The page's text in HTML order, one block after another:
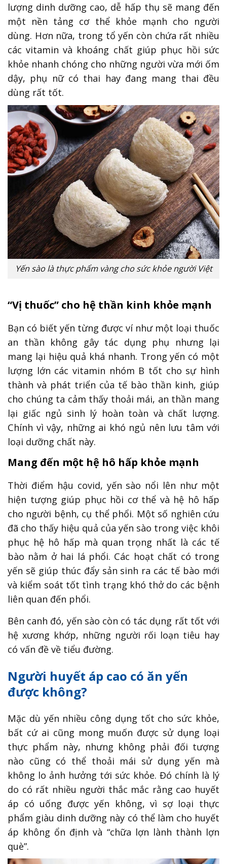
lượng dinh dưỡng cao, dễ hấp thụ sẽ mang đến
một nền tảng cơ thể khỏe mạnh cho người
dùng. Hơn nữa, trong tổ yến còn chứa rất nhiều
các vitamin và khoáng chất giúp phục hồi sức
khỏe nhanh chóng cho những người vừa mới ốm
dậy, phụ nữ có thai hay đang mang thai đều
dùng rất tốt.
Yến sào là thực phẩm vàng cho sức khỏe người Việt
“Vị thuốc” cho hệ thần kinh khỏe mạnh
Bạn có biết yến từng được ví như một loại thuốc
an thần không gây tác dụng phụ nhưng lại
mang lại hiệu quả khá nhanh. Trong yến có một
lượng lớn các vitamin nhóm B tốt cho sự hình
thành và phát triển của tế bào thần kinh, giúp
cho chúng ta cảm thấy thoải mái, an thần mang
lại giấc ngủ sinh lý hoàn toàn và chất lượng.
Chính vì vậy, những ai khó ngủ nên lưu tâm với
loại dưỡng chất này.
Mang đến một hệ hô hấp khỏe mạnh
Thời điểm hậu covid, yến sào nổi lên như một
hiện tượng giúp phục hồi cơ thể và hệ hô hấp
cho người bệnh, cụ thể phổi. Một số nghiên cứu
đã cho thấy hiệu quả của yến sào trong việc khôi
phục hệ hô hấp mà quan trọng nhất là các tế
bào nằm ở hai lá phổi. Các hoạt chất có trong
yến sẽ giúp thúc đẩy sản sinh ra các tế bào mới
và kiểm soát tốt tình trạng khó thở do các bệnh
liên quan đến phổi.
Bên canh đó, yến sào còn có tác dụng rất tốt với
hệ xương khớp, những người rối loạn tiêu hay
có vấn đề về tiểu đường.
Người huyết áp cao có ăn yến
được không?
Mặc dù yến nhiều công dụng tốt cho sức khỏe,
bất cứ ai cũng mong muốn được sử dụng loại
thực phẩm này, nhưng không phải đối tượng
nào cũng có thể thoải mái sử dụng yến mà
không lo ảnh hưởng tới sức khỏe. Đó chính là lý
do có rất nhiều người thắc mắc rằng cao huyết
áp có uống được yến không, vì sợ loại thực
phẩm giàu dinh dưỡng này có thể làm cho huyết
áp không ổn định và “chữa lợn lành thành lợn
què”.